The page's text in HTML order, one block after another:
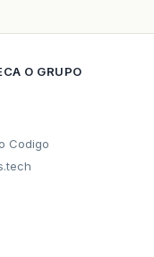
O GRUPO
Codigo